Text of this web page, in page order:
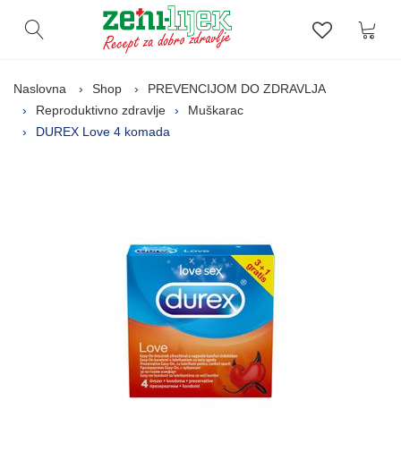
Otvori pretragu Lista
Naslovna Shop
PREVENCIJOM DO ZDRAVLJA
Reproduktivno zdravlje
Muškarac
DUREX Love 4 komada